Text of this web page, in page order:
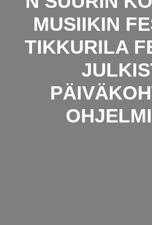
MUSIIKIN
TIKKURILA